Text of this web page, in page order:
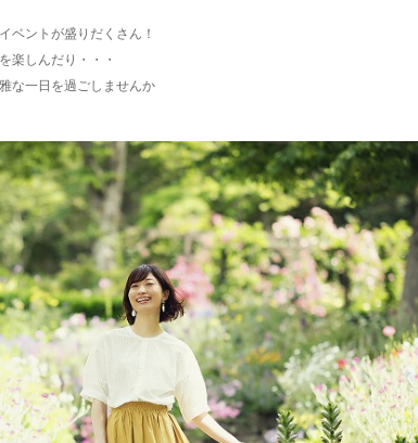
ベントが盛りだくさん！
楽しんだり・・・
な一日を過ごしませんか